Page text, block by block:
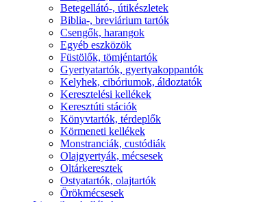
Betegellátó-, útikészletek
Biblia-, breviárium tartók
Csengők, harangok
Egyéb eszközök
Füstölők, tömjéntartók
Gyertyatartók, gyertyakoppantók
Kelyhek, cibóriumok, áldoztatók
Keresztelési kellékek
Keresztúti stációk
Könyvtartók, térdeplők
Körmeneti kellékek
Monstranciák, custódiák
Olajgyertyák, mécsesek
Oltárkeresztek
Ostyatartók, olajtartók
Örökmécsesek